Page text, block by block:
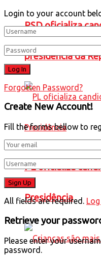
PSD oficializa
presidência da
PL oficializa
Presidência
Login to your account
Forgotten Password?
Create New Account!
Fill the forms bellow to
All fields are required.
Retrieve your
Please enter your
password.